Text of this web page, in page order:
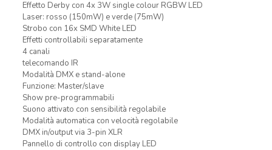
Effetto Derby con 4x 3W single colour RGBW LED
Laser: rosso (150mW) e verde (75mW)
Strobo con 16x SMD White LED
Effetti controllabili separatamente
4 canali
telecomando IR
Modalità DMX e stand-alone
Funzione: Master/slave
Show pre-programmabili
Suono attivato con sensibilità regolabile
Modalità automatica con velocità regolabile
DMX in/output via 3-pin XLR
Pannello di controllo con display LED